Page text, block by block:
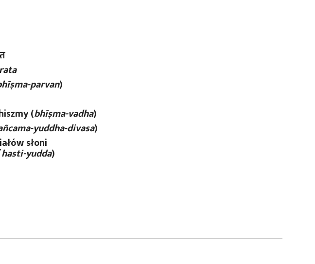
parvan)
(bhīṣma-vadha)
-yuddha-divasa)
słoni
yudda)